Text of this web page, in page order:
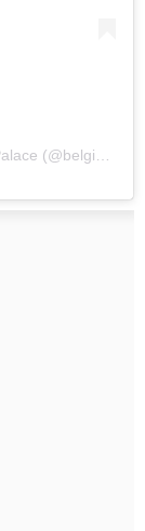
Une publication partagée par Belgian Royal Palace (@belgianroyalpalace)